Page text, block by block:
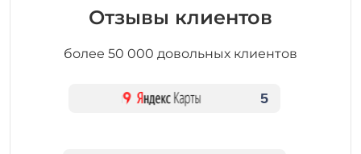
Отзывы клиентов
более 50 000 довольных клиентов
5